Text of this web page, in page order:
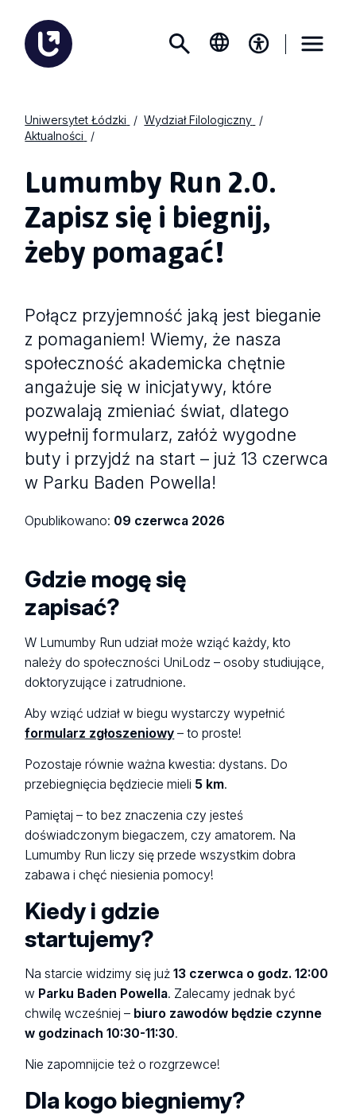
Uniwersytet Łódzki
Wydział Filologiczny
Aktualności
Lumumby Run 2.0.
Zapisz się i biegnij,
żeby pomagać!
Połącz przyjemność jaką jest bieganie
z pomaganiem! Wiemy, że nasza
społeczność akademicka chętnie
angażuje się w inicjatywy, które
pozwalają zmieniać świat, dlatego
wypełnij formularz, załóż wygodne
buty i przyjdź na start – już 13 czerwca
w Parku Baden Powella!
Opublikowano: 09 czerwca 2026
Gdzie mogę się
zapisać?
W Lumumby Run udział może wziąć każdy, kto
należy do społeczności UniLodz – osoby studiujące,
doktoryzujące i zatrudnione.
Aby wziąć udział w biegu wystarczy wypełnić
formularz zgłoszeniowy – to proste!
Pozostaje równie ważna kwestia: dystans. Do
przebiegnięcia będziecie mieli 5 km.
Pamiętaj – to bez znaczenia czy jesteś
doświadczonym biegaczem, czy amatorem. Na
Lumumby Run liczy się przede wszystkim dobra
zabawa i chęć niesienia pomocy!
Kiedy i gdzie
startujemy?
Na starcie widzimy się już13 czerwca o godz. 12:00
w Parku Baden Powella. Zalecamy jednak być
chwilę wcześniej – biuro zawodów będzie czynne
w godzinach 10:30-11:30.
Nie zapomnijcie też o rozgrzewce!
Dla kogo biegniemy?